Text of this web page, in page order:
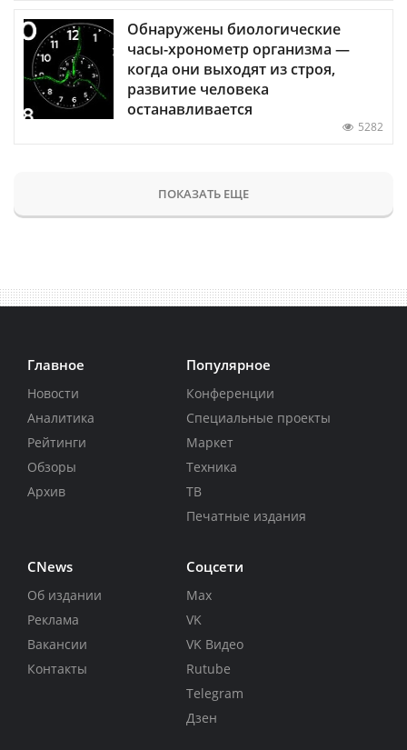
Обнаружены биологические
часы-хронометр организма —
когда они выходят из строя,
развитие человека
останавливается
5282
ПОКАЗАТЬ ЕЩЕ
Главное
Новости
Аналитика
Рейтинги
Обзоры
Архив
Популярное
Конференции
Специальные проекты
Маркет
Техника
ТВ
Печатные издания
CNews
Об издании
Реклама
Вакансии
Контакты
Соцсети
Max
VK
VK Видео
Rutube
Telegram
Дзен